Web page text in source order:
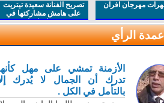
مهرجان افران
تصريح الفنانة سعيدة تيتريت
على هامش مشاركتها في
مهرجان افران
الرأي
الأزمنة تمشي على مهل كأنها
تدرك أن الجمال لا يُدرك إلا
بالتأمل في الكل .